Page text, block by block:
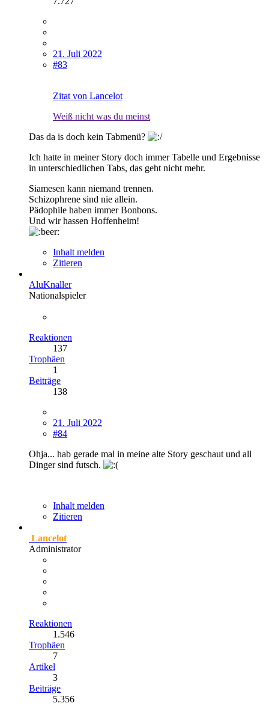
21. Juli 2022
#83
Zitat von Lancelot
Weiß nicht was du meinst
Das da is doch kein Tabmenü?
Ich hatte in meiner Story doch immer Tabelle und Ergebnisse
in unterschiedlichen Tabs, das geht nicht mehr.
Siamesen kann niemand trennen.
Schizophrene sind nie allein.
Pädophile haben immer Bonbons.
Und wir hassen Hoffenheim!
Inhalt melden
Zitieren
AluKnaller
Nationalspieler
Reaktionen
137
Trophäen
1
Beiträge
138
21. Juli 2022
#84
Ohja... hab gerade mal in meine alte Story geschaut und all
Dinger sind futsch.
Inhalt melden
Zitieren
Lancelot
Administrator
Reaktionen
1.546
Trophäen
7
Artikel
3
Beiträge
5.356